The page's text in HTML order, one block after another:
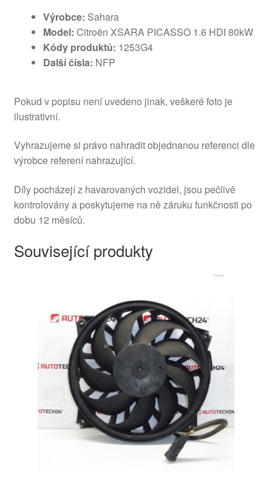
Výrobce: Sahara
Model: Citroën XSARA PICASSO 1.6 HDI 80kW
Kódy produktů: 1253G4
Další čísla: NFP
Pokud v popisu není uvedeno jinak, veškeré foto je
ilustrativní.
Vyhrazujeme si právo nahradit objednanou referenci dle
výrobce referení nahrazující.
Díly pocházejí z havarovaných vozidel, jsou pečlivě
kontrolovány a poskytujeme na ně záruku funkčnosti po
dobu 12 měsíců.
Související produkty